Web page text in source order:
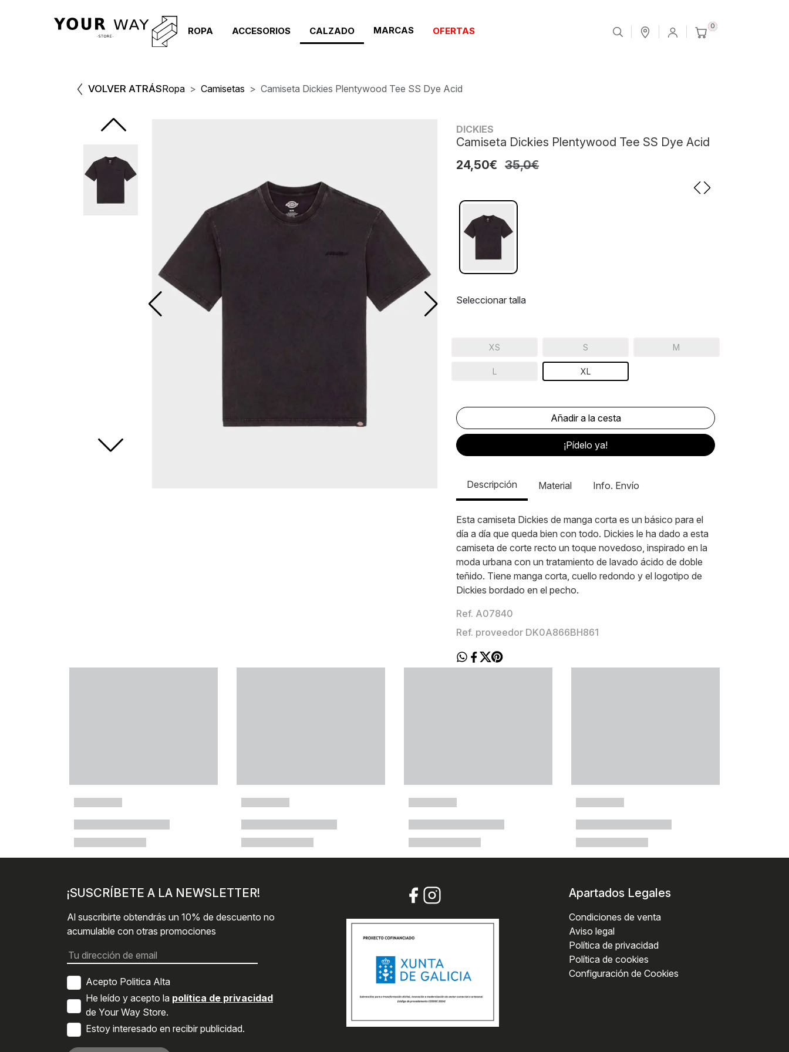
ROPA ACCESORIOS CALZADO MARCAS OFERTAS 0
VOLVER ATRÁSRopa Camisetas Camiseta Dickies Plentywood Tee SS Dye Acid
DICKIES
Camiseta Dickies Plentywood Tee SS Dye Acid
24,50€ 35,0€
Seleccionar talla
XS S M
L XL
¡Pídelo ya!
Descripción Material Info. Envío
Esta camiseta Dickies de manga corta es un básico para el
día a día que queda bien con todo. Dickies le ha dado a esta
camiseta de corte recto un toque novedoso, inspirado en la
moda urbana con un tratamiento de lavado ácido de doble
teñido. Tiene manga corta, cuello redondo y el logotipo de
Dickies bordado en el pecho.
Ref. A07840
Ref. proveedor DK0A866BH861
¡SUSCRÍBETE A LA NEWSLETTER!
Al suscribirte obtendrás un 10% de descuento no
acumulable con otras promociones
Acepto Politica Alta
He leído y acepto la política de privacidad
de Your Way Store.
Estoy interesado en recibir publicidad.
Apartados Legales
Condiciones de venta
Aviso legal
Política de privacidad
Política de cookies
Configuración de Cookies